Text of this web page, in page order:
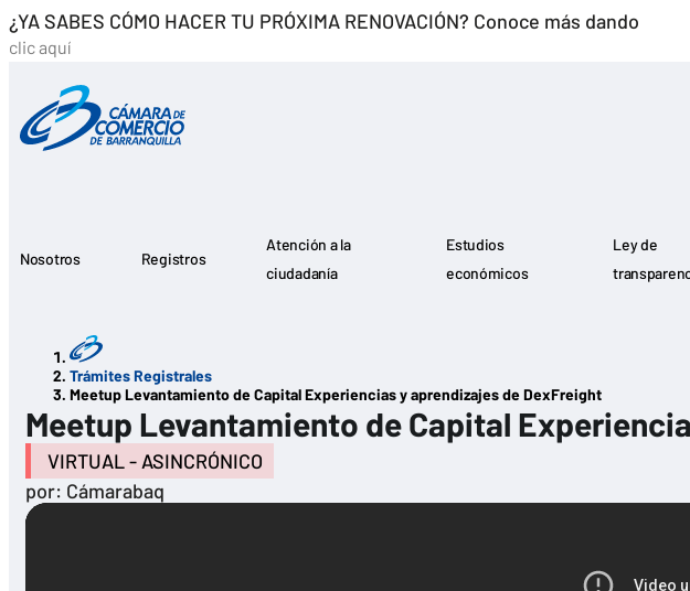
¿YA SABES CÓMO HACER TU PRÓXIMA RENOVACIÓN? Conoce más dando
clic aquí
Nosotros Registros
Atención a la
ciudadanía
Estudios
económicos
Ley de
Trámites Registrales
Meetup Levantamiento de Capital Experiencias y aprendizajes de DexFreight
Meetup Levantamiento de Capital
VIRTUAL - ASINCRÓNICO
por: Cámarabaq